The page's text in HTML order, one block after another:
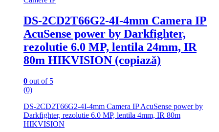
DS-2CD2T66G2-4I-4mm Camera IP
AcuSense power by Darkfighter,
rezolutie 6.0 MP, lentila 24mm, IR
80m HIKVISION (copiază)
0 out of 5
(0)
DS-2CD2T66G2-4I-4mm Camera IP AcuSense power by
Darkfighter, rezolutie 6.0 MP, lentila 4mm, IR 80m
HIKVISION